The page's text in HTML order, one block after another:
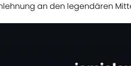
an den legendären